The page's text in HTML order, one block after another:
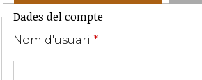
Dades del compte
Nom d'usuari *